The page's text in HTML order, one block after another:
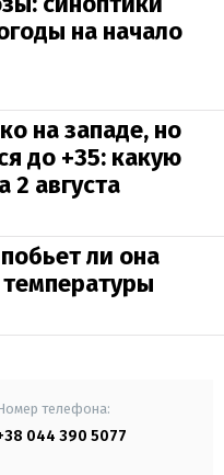
на начало
на западе, но
до +35: какую
2 августа
ли она
телефона:
044 390 5077